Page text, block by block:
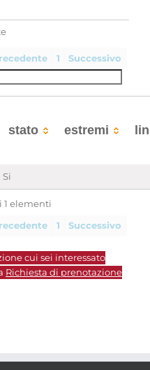
1 Successivo
stato estremi
Si
1 elementi
1 Successivo
cui sei interessato
Richiesta di prenotazione